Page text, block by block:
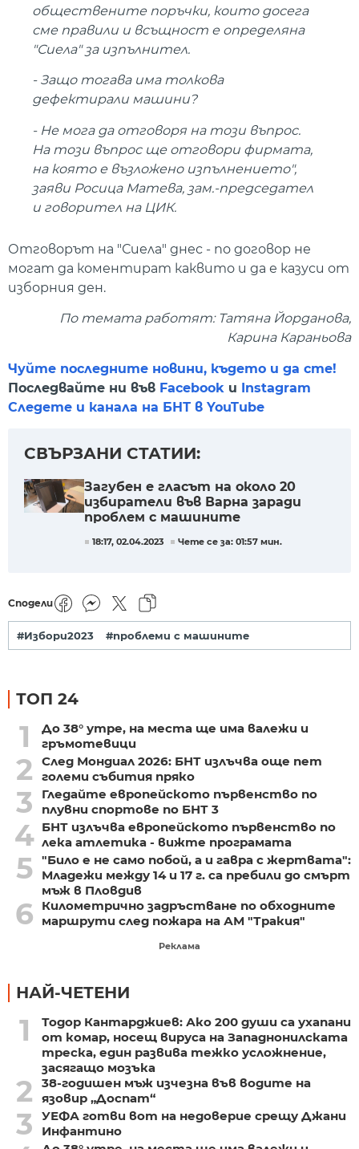
обществените поръчки, които досега
сме правили и всъщност е определяна
"Сиела" за изпълнител.
- Защо тогава има толкова
дефектирали машини?
- Не мога да отговоря на този въпрос.
На този въпрос ще отговори фирмата,
на която е възложено изпълнението",
заяви Росица Матева, зам.-председател
и говорител на ЦИК.
Отговорът на "Сиела" днес - по договор не
могат да коментират каквито и да е казуси от
изборния ден.
По темата работят: Татяна Йорданова,
Карина Караньова
Чуйте последните новини, където и да сте!
Последвайте ни във Facebook и Instagram
Следете и канала на БНТ в YouTube
СВЪРЗАНИ СТАТИИ:
Загубен е гласът на около 20
избиратели във Варна заради
проблем с машините
18:17, 02.04.2023 Чете се за: 01:57 мин.
Сподели
#Избори2023 #проблеми с машините
ТОП 24
1
До 38° утре, на места ще има валежи и
гръмотевици
2
След Мондиал 2026: БНТ излъчва още пет
големи събития пряко
3
Гледайте европейското първенство по
плувни спортове по БНТ 3
4 БНТ излъчва европейското първенство по
лека атлетика - вижте програмата
5 "Било е не само побой, а и гавра с жертвата":
Младежи между 14 и 17 г. са пребили до смърт
мъж в Пловдив
6
Километрично задръстване по обходните
маршрути след пожара на АМ "Тракия"
Реклама
НАЙ-ЧЕТЕНИ
1
Тодор Кантарджиев: Ако 200 души са ухапани
от комар, носещ вируса на Западнонилската
треска, един развива тежко усложнение,
засягащо мозъка
2
38-годишен мъж изчезна във водите на
язовир „Доспат“
3
УЕФА готви вот на недоверие срещу Джани
Инфантино